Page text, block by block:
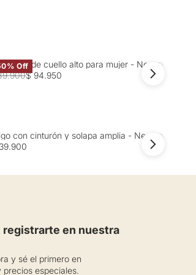
Off Favoritos
tejido de cuello alto para mujer - Negro
$ 94.950
Favoritos
con cinturón y solapa amplia - Negro
registrarte en nuestra
y sé el primero en
especiales.